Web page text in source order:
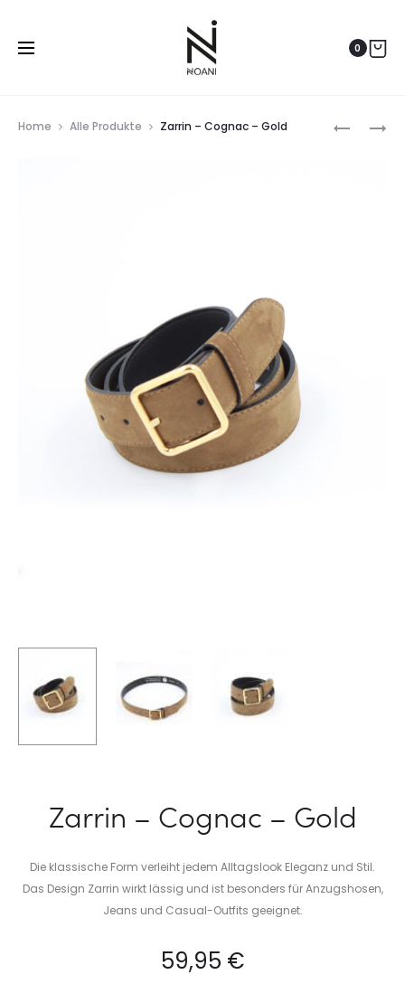
0
ZARRIN
Home Alle Produkte Zarrin – Cognac – Gold
Zarrin – Cognac – Gold
Die klassische Form verleiht jedem Alltagslook Eleganz und Stil.
Das Design Zarrin wirkt lässig und ist besonders für Anzugshosen,
Jeans und Casual-Outfits geeignet.
59,95 €